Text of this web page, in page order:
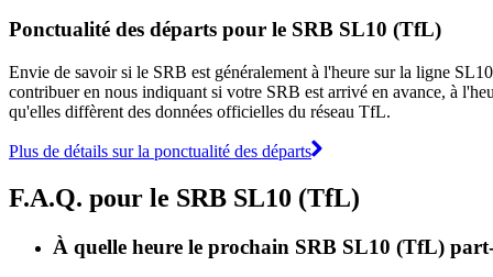
Ponctualité des départs pour le SRB SL10 (TfL)
Envie de savoir si le SRB est généralement à l'heure sur la ligne
contribuer en nous indiquant si votre SRB est arrivé en avance, à
qu'elles diffèrent des données officielles du réseau TfL.
Plus de détails sur la ponctualité des départs
F.A.Q. pour le SRB SL10 (TfL)
À quelle heure le prochain SRB SL10 (TfL)